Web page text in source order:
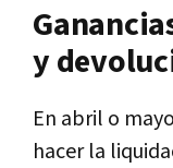
y
En abril o
hacer la